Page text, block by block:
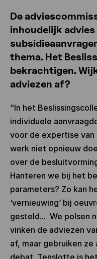
De
inhoudelijk advies
thema. Het
bekrachtigen.
adviezen af?
“In het
individuele
voor de expertise van
werk niet opnieuw
over de
Hanteren we bij het
parameters? Zo kan
‘vernieuwing’ bij
gesteld... We polsen
vinken de adviezen
af, maar gebruiken